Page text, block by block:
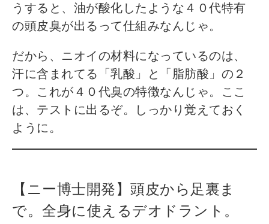
うすると、油が酸化したような４０代特有
の頭皮臭が出るって仕組みなんじゃ。
だから、ニオイの材料になっているのは、
汗に含まれてる「乳酸」と「脂肪酸」の２
つ。これが４０代臭の特徴なんじゃ。ここ
は、テストに出るぞ。しっかり覚えておく
ように。
【ニー博士開発】頭皮から足裏ま
で。全身に使えるデオドラント。